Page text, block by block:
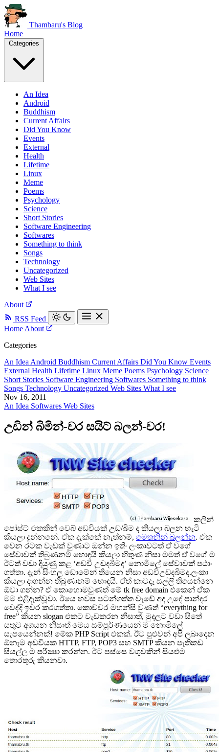
Thambaru's Blog
Home
An Idea
Android
Buddhism
Current Affairs
Did You Know
Events
External
Health
Lifetime
Linux
Meme
Poems
Psychology
Science
Short Stories
Software Engineering
Softwares
Something to think
Songs
Technology
Uncategorized
Web Sites
What I see
About
RSS Feed
Home About
Categories
An Idea Android Buddhism Current Affairs Did You Know Events
External Health Lifetime Linux Meme Poems Psychology Science
Short Stories Software Engineering Softwares Something to think
Songs Technology Uncategorized Web Sites What I see
Nov 16, 2011
An Idea Softwares Web Sites
උඩින් බිමින්-වර සයිට් බලන්-වර!
කලින්
පෝස්ට් එකකින් වෙබ් අඩවියක් උඩ/බිම ද කියලා බලන හැටි
කියලා දුන්නනේ. ඒක දැක්කේ නැත්නම්, මෙතනින් බලන්න. ඒක
වෙන රටක වැඩක් වුණාට ඔන්න ඉතිං ලංකාවටත් ඒ වගේ
සේවාවක් තිබුණනම් හොඳයි කියලා හිතුණ නිසා මමත් ඒ වගේ ම
ඊටත් වඩා දියුණු කළ ‘අඩවි උඩදබිමද’ නොමිලේ සේවාවක් පඨාං
ගත්තා. දැන් සිංහල ඩොමේන් තියෙන නිසා අඩවිඋඩදබිමද.ලංකා
කියලා දාගන්න තිබුණානම් හොඳයි. ඒත් කාටදෑ සල්ලි තියෙන්නෙ
ඕවා ගන්න? ඒ කොහොමවුණත් මේ tk free domain එකෙන් ඒක
මම එළිදැක්වූවා. ඊයෙ හවස පටන්ගත්ත වැඩේ අද උදේ පාන්දර
වෙද්දි ඉවර කරගත්තා. කොච්චර මහන්සි වුණත් “everything for
free” කියන slogan එකට වැඩකරන නිසාත්, මුදලට වඩා සිතේ
සතුට අගයන නිසාත් මෙය සම්පූර්ණයෙන් ම නොමිලේ
සැපයෙන්නක්! මේක PHP Script එකක්. ඊට පුළුවන් අපි ලබාදෙන
ඕනෑම අඩවියක HTTP, FTP, POP3 සහ SMTP කියන පැතිකඩ
සියල්ල ම පරීක්‍ෂා කරන්න. ඊට පස්සෙ වගුවකින් සියළුම
තොරතුරු කියනවා.